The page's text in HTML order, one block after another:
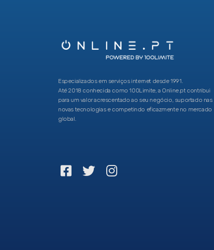
Especializados em serviços internet desde 1991.
Até 2018 conhecida como 100Limite, a Online.pt contribui
para um valor acrescentado ao seu negócio, suportado nas
novas tecnologias e competindo eficazmente no mercado
global.